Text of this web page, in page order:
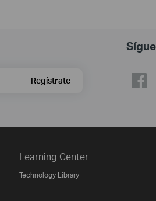
Regístrate
Learning Center
Technology Library